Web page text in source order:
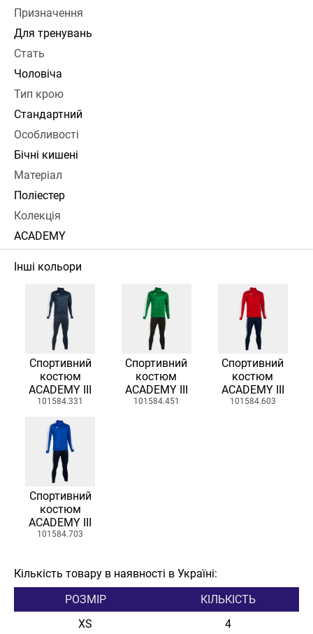
Призначення
Для тренувань
Стать
Чоловіча
Тип крою
Стандартний
Особливості
Бічні кишені
Матеріал
Поліестер
Колекція
ACADEMY
Інші кольори
Спортивний
костюм
ACADEMY III
101584.331
Спортивний
костюм
ACADEMY III
101584.451
Спортивний
костюм
ACADEMY III
101584.603
Спортивний
костюм
ACADEMY III
101584.703
Кількість товару в наявності в Україні:
РОЗМІР
КІЛЬКІСТЬ
XS
4